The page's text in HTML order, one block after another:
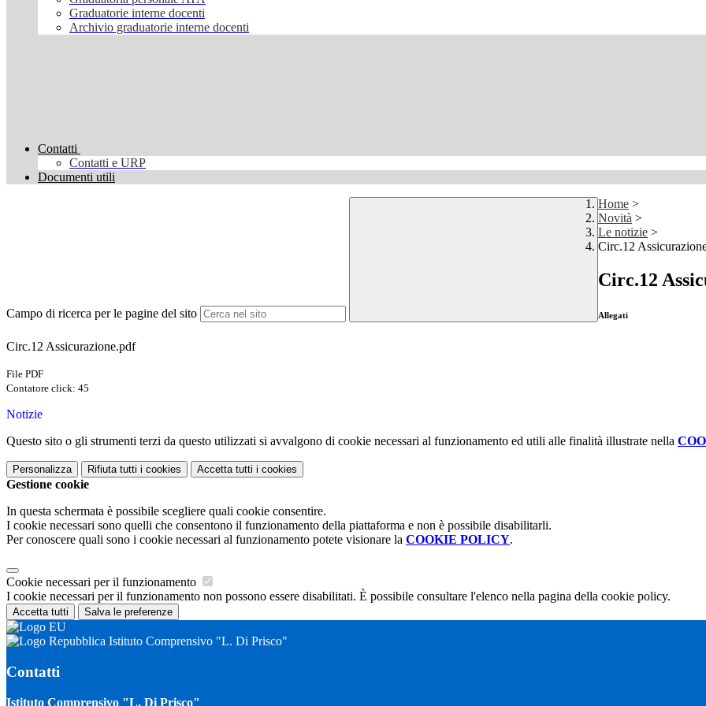
Graduatorie interne docenti
Archivio graduatorie interne docenti
Contatti
Contatti e URP
Documenti utili
Campo di ricerca per le pagine del sito
Home >
Novità >
Le notizie >
Circ.12
Circ.12
Allegati
Circ.12 Assicurazione.pdf
File PDF
Contatore click: 45
Notizie
Questo sito o gli strumenti terzi da questo utilizzati si avvalgono di cookie necessari al funzionamento ed utili alle finalità illustrate nella
Personalizza Rifiuta tutti i cookies Accetta tutti i cookies
Gestione cookie
In questa schermata è possibile scegliere quali cookie consentire.
I cookie necessari sono quelli che consentono il funzionamento della piattaforma e non è possibile disabilitarli.
Per conoscere quali sono i cookie necessari al funzionamento potete visionare la COOKIE POLICY.
Cookie necessari per il funzionamento
I cookie necessari per il funzionamento non possono essere disabilitati. È possibile consultare l'elenco nella pagina della cookie policy.
Accetta tutti Salva le preferenze
Istituto Comprensivo "L. Di Prisco"
Contatti
Istituto Comprensivo "L. Di Prisco"